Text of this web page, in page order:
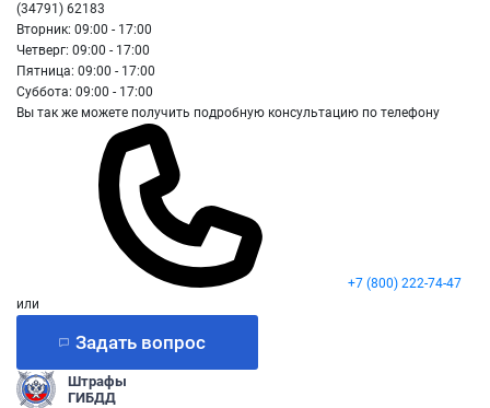
(34791) 62183
Вторник: 09:00 - 17:00
Четверг: 09:00 - 17:00
Пятница: 09:00 - 17:00
Суббота: 09:00 - 17:00
Вы так же можете получить подробную консультацию по телефону
+7 (800) 222-74-47
или
Задать вопрос
Штрафы
ГИБДД